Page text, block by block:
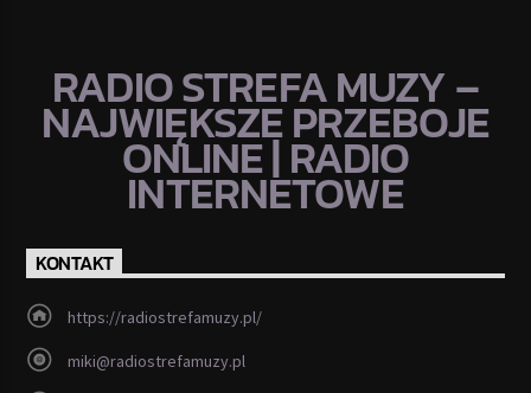
RADIO STREFA MUZY –
NAJWIĘKSZE PRZEBOJE
ONLINE | RADIO
INTERNETOWE
KONTAKT
https://radiostrefamuzy.pl/
miki@radiostrefamuzy.pl